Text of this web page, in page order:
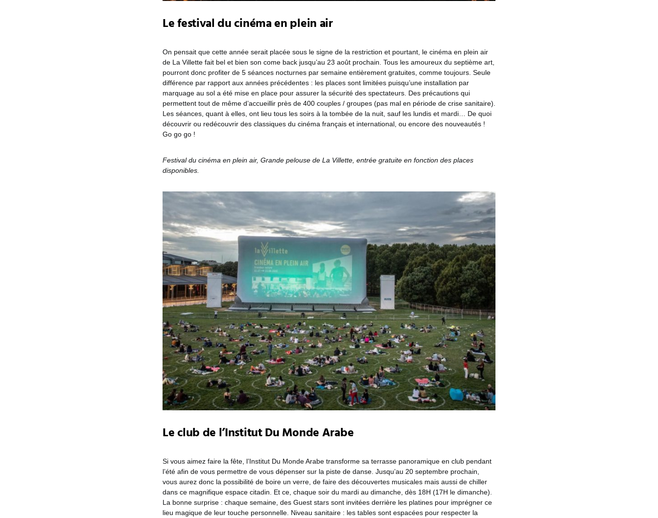
Le festival du cinéma en plein air
On pensait que cette année serait placée sous le signe de la restriction et pourtant, le cinéma en plein air
de La Villette fait bel et bien son come back jusqu’au 23 août prochain. Tous les amoureux du septième art,
pourront donc profiter de 5 séances nocturnes par semaine entièrement gratuites, comme toujours. Seule
différence par rapport aux années précédentes : les places sont limitées puisqu’une installation par
marquage au sol a été mise en place pour assurer la sécurité des spectateurs. Des précautions qui
permettent tout de même d’accueillir près de 400 couples / groupes (pas mal en période de crise sanitaire).
Les séances, quant à elles, ont lieu tous les soirs à la tombée de la nuit, sauf les lundis et mardi… De quoi
découvrir ou redécouvrir des classiques du cinéma français et international, ou encore des nouveautés !
Go go go !
Festival du cinéma en plein air, Grande pelouse de La Villette, entrée gratuite en fonction des places
disponibles.
Le club de l’Institut Du Monde Arabe
Si vous aimez faire la fête, l’Institut Du Monde Arabe transforme sa terrasse panoramique en club pendant
l’été afin de vous permettre de vous dépenser sur la piste de danse. Jusqu’au 20 septembre prochain,
vous aurez donc la possibilité de boire un verre, de faire des découvertes musicales mais aussi de chiller
dans ce magnifique espace citadin. Et ce, chaque soir du mardi au dimanche, dès 18H (17H le dimanche).
La bonne surprise : chaque semaine, des Guest stars sont invitées derrière les platines pour imprégner ce
lieu magique de leur touche personnelle. Niveau sanitaire : les tables sont espacées pour respecter la